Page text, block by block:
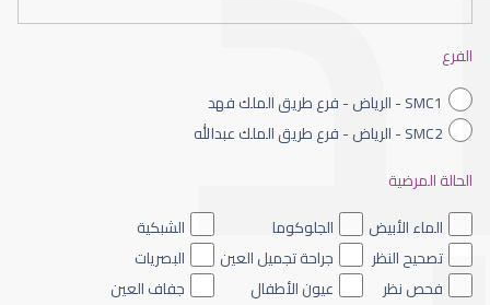
ضعف نظر الاطفال
ضعف نظر العين اليسرى
الفرع
SMC1 - الرياض - فرع طريق الملك فهد
SMC2 - الرياض - فرع طريق الملك عبدالله
الحالة المرضية
الماء الأبيض
الجلوكوما
الشبكية
تصحيح النظر
جراحة تجميل العين
البصريات
فحص نظر
عيون الأطفال جفاف العين